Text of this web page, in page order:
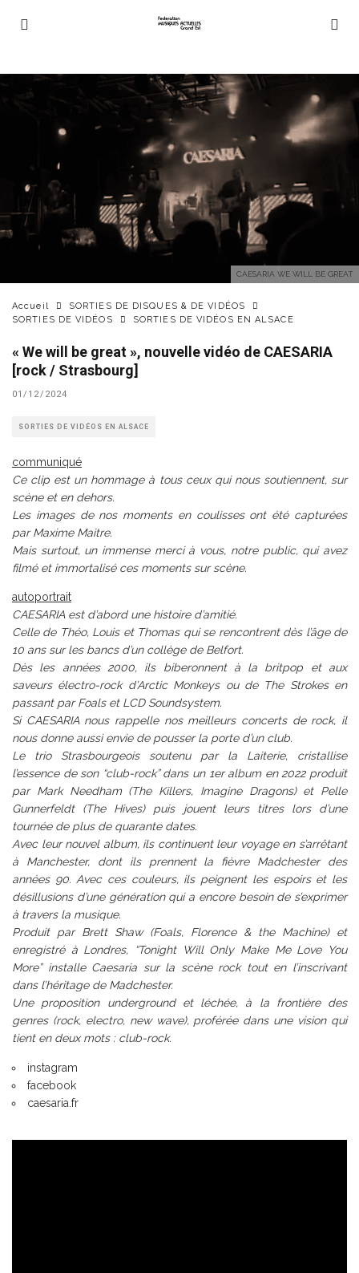
CAESARIA WE WILL BE GREAT
Accueil
SORTIES DE DISQUES & DE VIDÉOS
SORTIES DE VIDÉOS
SORTIES DE VIDÉOS EN ALSACE
« We will be great », nouvelle vidéo de CAESARIA
[rock / Strasbourg]
01/12/2024
SORTIES DE VIDÉOS EN ALSACE
communiqué
Ce clip est un hommage à tous ceux qui nous soutiennent, sur
scène et en dehors.
Les images de nos moments en coulisses ont été capturées
par Maxime Maitre.
Mais surtout, un immense merci à vous, notre public, qui avez
filmé et immortalisé ces moments sur scène.
autoportrait
CAESARIA est d’abord une histoire d’amitié.
Celle de Théo, Louis et Thomas qui se rencontrent dès l’âge de
10 ans sur les bancs d’un collège de Belfort.
Dès les années 2000, ils biberonnent à la britpop et aux
saveurs électro-rock d’Arctic Monkeys ou de The Strokes en
passant par Foals et LCD Soundsystem.
Si CAESARIA nous rappelle nos meilleurs concerts de rock, il
nous donne aussi envie de pousser la porte d’un club.
Le trio Strasbourgeois soutenu par la Laiterie, cristallise
l’essence de son “club-rock” dans un 1er album en 2022 produit
par Mark Needham (The Killers, Imagine Dragons) et Pelle
Gunnerfeldt (The Hives) puis jouent leurs titres lors d’une
tournée de plus de quarante dates.
Avec leur nouvel album, ils continuent leur voyage en s’arrêtant
à Manchester, dont ils prennent la fièvre Madchester des
années 90. Avec ces couleurs, ils peignent les espoirs et les
désillusions d’une génération qui a encore besoin de s’exprimer
à travers la musique.
Produit par Brett Shaw (Foals, Florence & the Machine) et
enregistré à Londres, “Tonight Will Only Make Me Love You
More” installe Caesaria sur la scène rock tout en l’inscrivant
dans l’héritage de Madchester.
Une proposition underground et léchée, à la frontière des
genres (rock, electro, new wave), proférée dans une vision qui
tient en deux mots : club-rock.
instagram
facebook
caesaria.fr